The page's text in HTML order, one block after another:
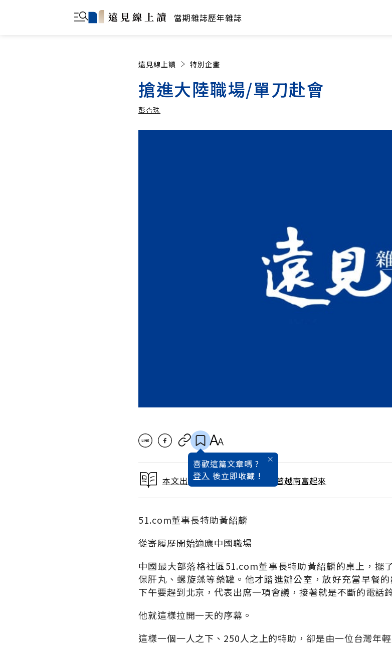
當期雜誌歷年雜誌
遠見線上讀 特別企畫
搶進大陸職場/單刀赴會
彭杏珠
喜歡這篇文章嗎 ?
登入 後立即收藏 !
本文出自 2008 / 3月號雜誌 跟著越南富起來
51.com董事長特助黃紹麟
從寄履歷開始適應中國職場
中國最大部落格社區51.com董事長特助黃紹麟的桌上，擺
保肝丸、螺旋藻等藥罐。他才踏進辦公室，放好充當早餐
下午要趕到北京，代表出席一項會議，接著就是不斷的電話
他就這樣拉開一天的序幕。
這樣一個一人之下、250人之上的特助，卻是由一位台灣年